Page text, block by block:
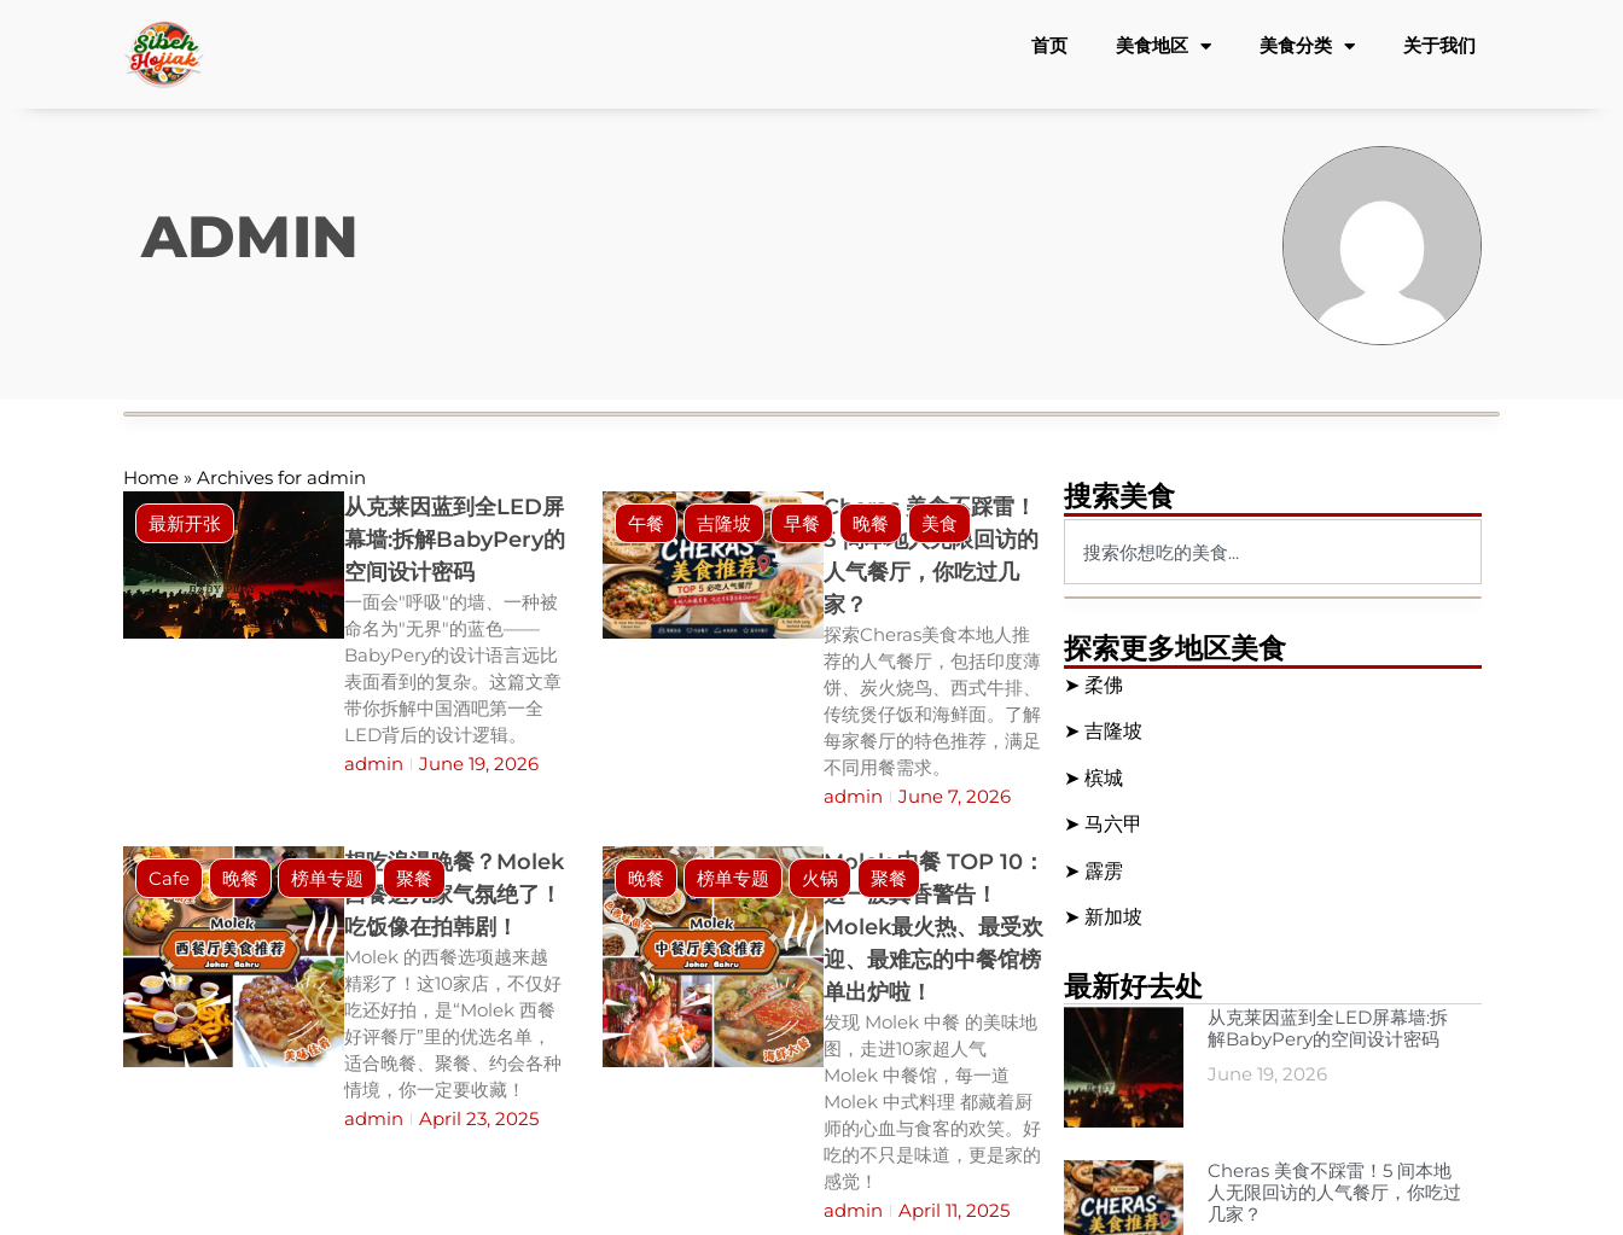
首页 美食地区 美食分类 关于我们
ADMIN
Home » Archives for admin
从克莱因蓝到全LED屏
幕墙:拆解BabyPery的
空间设计密码
一面会"呼吸"的墙、一种被
命名为"无界"的蓝色——
BabyPery的设计语言远比
表面看到的复杂。这篇文章
带你拆解中国酒吧第一全
LED背后的设计逻辑。
admin
June 19, 2026
最新开张
Cheras 美食不踩雷！
5 间本地人无限回访的
人气餐厅，你吃过几
家？
探索Cheras美食本地人推
荐的人气餐厅，包括印度薄
饼、炭火烧鸟、西式牛排、
传统煲仔饭和海鲜面。了解
每家餐厅的特色推荐，满足
不同用餐需求。
admin
June 7, 2026
午餐 吉隆坡 早餐 晚餐 美食
想吃浪漫晚餐？Molek
西餐这几家气氛绝了！
吃饭像在拍韩剧！
Molek 的西餐选项越来越
精彩了！这10家店，不仅好
吃还好拍，是“Molek 西餐
好评餐厅”里的优选名单，
适合晚餐、聚餐、约会各种
情境，你一定要收藏！
admin
April 23, 2025
Cafe 晚餐 榜单专题 聚餐
Molek 中餐 TOP 10：
这一波真香警告！
Molek最火热、最受欢
迎、最难忘的中餐馆榜
单出炉啦！
发现 Molek 中餐 的美味地
图，走进10家超人气
Molek 中餐馆，每一道
Molek 中式料理 都藏着厨
师的心血与食客的欢笑。好
吃的不只是味道，更是家的
感觉！
admin
April 11, 2025
晚餐 榜单专题 火锅 聚餐
搜索美食
探索更多地区美食
➤ 柔佛
➤ 吉隆坡
➤ 槟城
➤ 马六甲
➤ 霹雳
➤ 新加坡
最新好去处
从克莱因蓝到全LED屏幕墙:拆
解BabyPery的空间设计密码
June 19, 2026
Cheras 美食不踩雷！5 间本地
人无限回访的人气餐厅，你吃过
几家？